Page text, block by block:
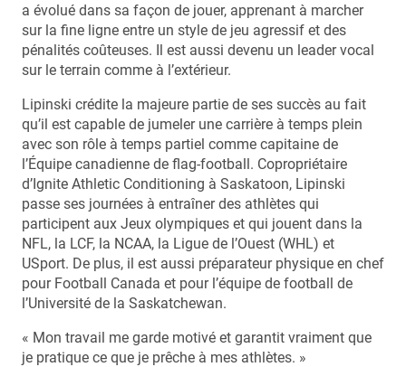
a évolué dans sa façon de jouer, apprenant à marcher
sur la fine ligne entre un style de jeu agressif et des
pénalités coûteuses. Il est aussi devenu un leader vocal
sur le terrain comme à l’extérieur.
Lipinski crédite la majeure partie de ses succès au fait
qu’il est capable de jumeler une carrière à temps plein
avec son rôle à temps partiel comme capitaine de
l’Équipe canadienne de flag-football. Copropriétaire
d’Ignite Athletic Conditioning à Saskatoon, Lipinski
passe ses journées à entraîner des athlètes qui
participent aux Jeux olympiques et qui jouent dans la
NFL, la LCF, la NCAA, la Ligue de l’Ouest (WHL) et
USport. De plus, il est aussi préparateur physique en chef
pour Football Canada et pour l’équipe de football de
l’Université de la Saskatchewan.
« Mon travail me garde motivé et garantit vraiment que
je pratique ce que je prêche à mes athlètes. »